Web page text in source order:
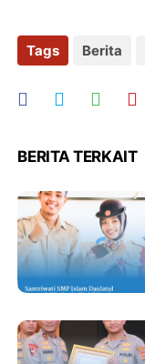
Tags Berita
BERITA TERKAIT